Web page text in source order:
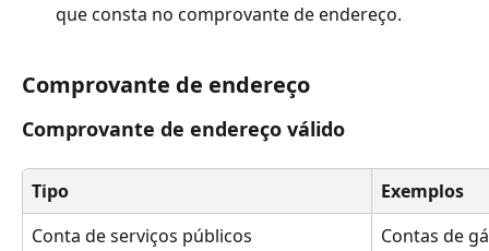
que consta no comprovante de endereço.
Comprovante de endereço
Comprovante de endereço válido
Tipo
Exemplos
Conta de serviços públicos
Contas de